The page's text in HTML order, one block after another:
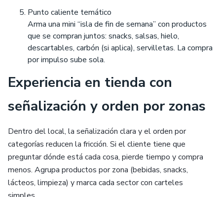
Punto caliente temático
Arma una mini “isla de fin de semana” con productos
que se compran juntos: snacks, salsas, hielo,
descartables, carbón (si aplica), servilletas. La compra
por impulso sube sola.
Experiencia en tienda con
señalización y orden por zonas
Dentro del local, la señalización clara y el orden por
categorías reducen la fricción. Si el cliente tiene que
preguntar dónde está cada cosa, pierde tiempo y compra
menos. Agrupa productos por zona (bebidas, snacks,
lácteos, limpieza) y marca cada sector con carteles